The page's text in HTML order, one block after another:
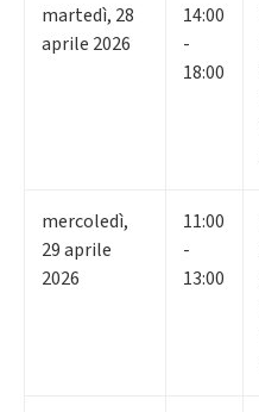
martedì, 28
aprile 2026
14:00
-
18:00
mercoledì,
29aprile
2026
11:00
-
13:00